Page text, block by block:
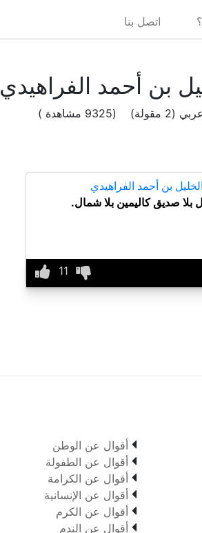
اتصل بنا
بن أحمد الفراهيدي
مشاهدة )
الخليل بن أحمد الفراهيدي
بلا صديق كاليمين بلا شمال.
 أقوال عن الوطن
 أقوال عن الطفولة
 أقوال عن الكرامة
 أقوال عن الإنسانية
 أقوال عن الكرم
 أقوال عن الندم